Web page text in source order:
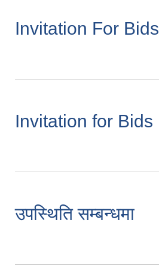
Invitation For Bids
Invitation for Bids
उपस्थिति सम्बन्धमा